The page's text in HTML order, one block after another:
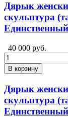
Дярык
скульптура
40 000 руб.
В корзину
Дярык
скульптура